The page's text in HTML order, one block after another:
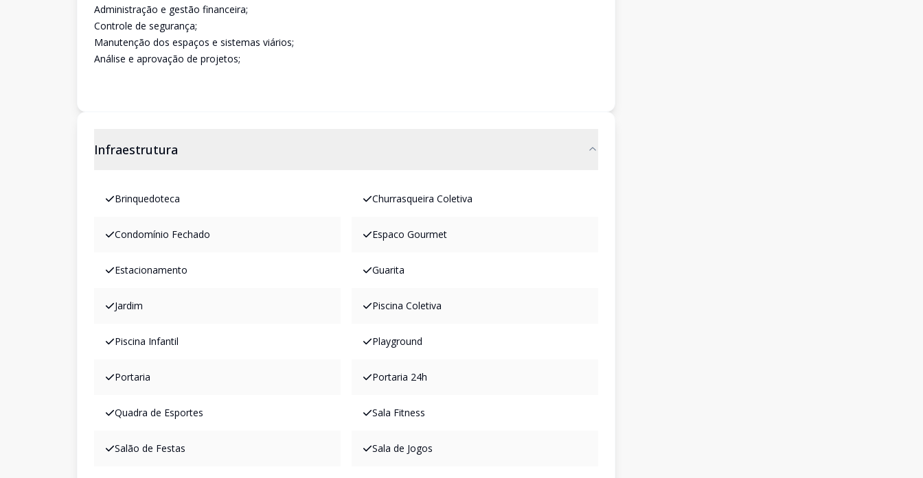
Administração e gestão financeira;
Controle de segurança;
Manutenção dos espaços e sistemas viários;
Análise e aprovação de projetos;
Infraestrutura
Brinquedoteca Churrasqueira Coletiva
Condomínio Fechado Espaco Gourmet
Estacionamento Guarita
Jardim Piscina Coletiva
Piscina Infantil Playground
Portaria Portaria 24h
Quadra de Esportes Sala Fitness
Salão de Festas Sala de Jogos